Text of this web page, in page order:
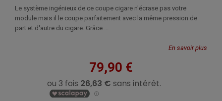
Le système ingénieux de ce coupe cigare n'écrase pas votre
module mais il le coupe parfaitement avec la même pression de
part et d'autre du cigare. Grâce ...
En savoir plus
79,90 €